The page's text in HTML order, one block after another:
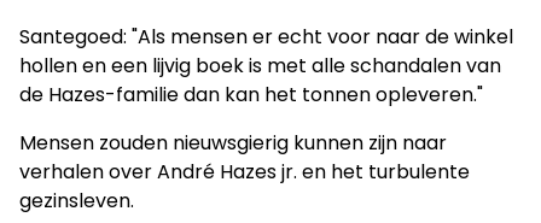
Santegoed: "Als mensen er echt voor naar de winkel
hollen en een lijvig boek is met alle schandalen van
de Hazes-familie dan kan het tonnen opleveren."
Mensen zouden nieuwsgierig kunnen zijn naar
verhalen over André Hazes jr. en het turbulente
gezinsleven.